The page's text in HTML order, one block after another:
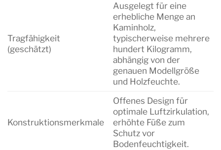
Tragfähigkeit
(geschätzt)
Ausgelegt für eine
erhebliche Menge an
Kaminholz,
typischerweise mehrere
hundert Kilogramm,
abhängig von der
genauen Modellgröße
und Holzfeuchte.
Konstruktionsmerkmale
Offenes Design für
optimale Luftzirkulation,
erhöhte Füße zum
Schutz vor
Bodenfeuchtigkeit.